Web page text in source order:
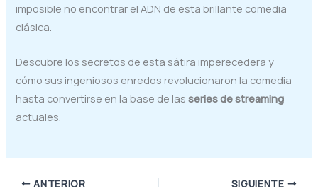
imposible no encontrar el ADN de esta brillante comedia
clásica.
Descubre los secretos de esta sátira imperecedera y
cómo sus ingeniosos enredos revolucionaron la comedia
hasta convertirse en la base de lasseries de streaming
actuales.
ANTERIOR SIGUIENTE